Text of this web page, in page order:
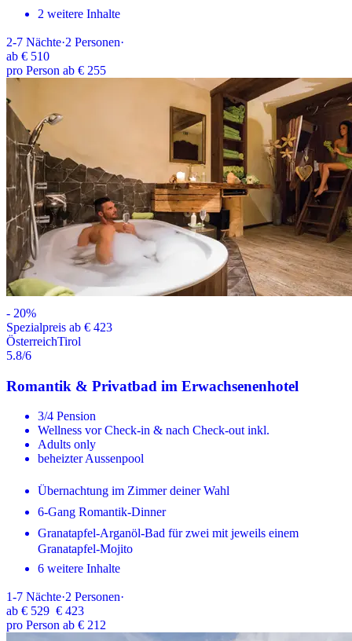
2 weitere Inhalte
2-7 Nächte·2 Personen·
ab € 510
pro Person ab € 255
- 20%
Spezialpreis ab € 423
ÖsterreichTirol
5.8/6
Romantik & Privatbad im Erwachsenenhotel
3/4 Pension
Wellness vor Check-in & nach Check-out inkl.
Adults only
beheizter Aussenpool
Übernachtung im Zimmer deiner Wahl
6-Gang Romantik-Dinner
Granatapfel-Arganöl-Bad für zwei mit jeweils einem
Granatapfel-Mojito
6 weitere Inhalte
1-7 Nächte·2 Personen·
ab € 529 € 423
pro Person ab € 212